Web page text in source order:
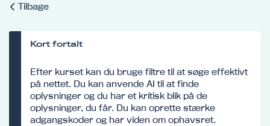
Tilbage
Kort fortalt
Efter kurset kan du bruge filtre til at søge effektivt
på nettet. Du kan anvende AI til at finde
oplysninger og du har et kritisk blik på de
oplysninger, du får. Du kan oprette stærke
adgangskoder og har viden om ophavsret.